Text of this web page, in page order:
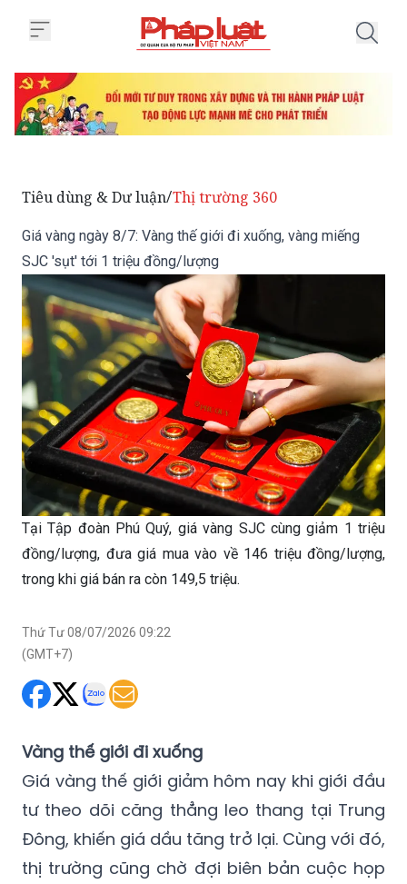
Tiêu dùng & Dư luận/Thị trường 360
Giá vàng ngày 8/7: Vàng thế giới đi xuống, vàng miếng
SJC 'sụt' tới 1 triệu đồng/lượng
Tại Tập đoàn Phú Quý, giá vàng SJC cùng giảm 1 triệu
đồng/lượng, đưa giá mua vào về 146 triệu đồng/lượng,
trong khi giá bán ra còn 149,5 triệu.
Thứ Tư 08/07/2026 09:22
(GMT+7)
Vàng thế giới đi xuống
Giá vàng thế giới giảm hôm nay khi giới đầu
tư theo dõi căng thẳng leo thang tại Trung
Đông, khiến giá dầu tăng trở lại. Cùng với đó,
thị trường cũng chờ đợi biên bản cuộc họp